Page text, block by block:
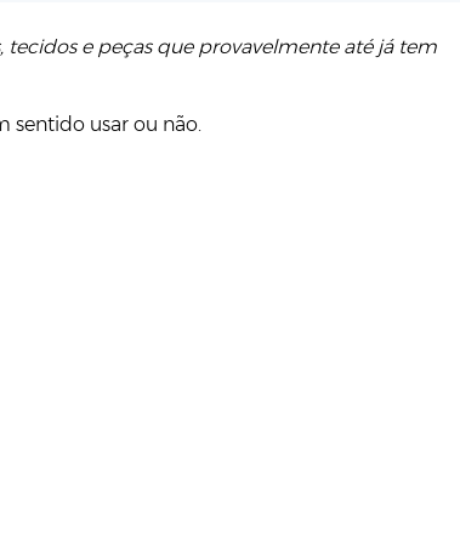
e peças que provavelmente até já tem
sentido usar ou não.